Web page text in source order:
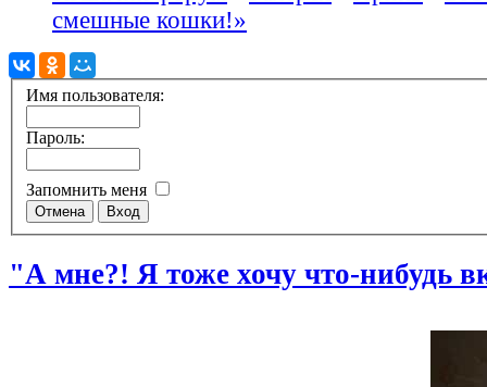
смешные кошки!»
Имя пользователя:
Пароль:
Запомнить меня
"А мне?! Я тоже хочу что-нибудь